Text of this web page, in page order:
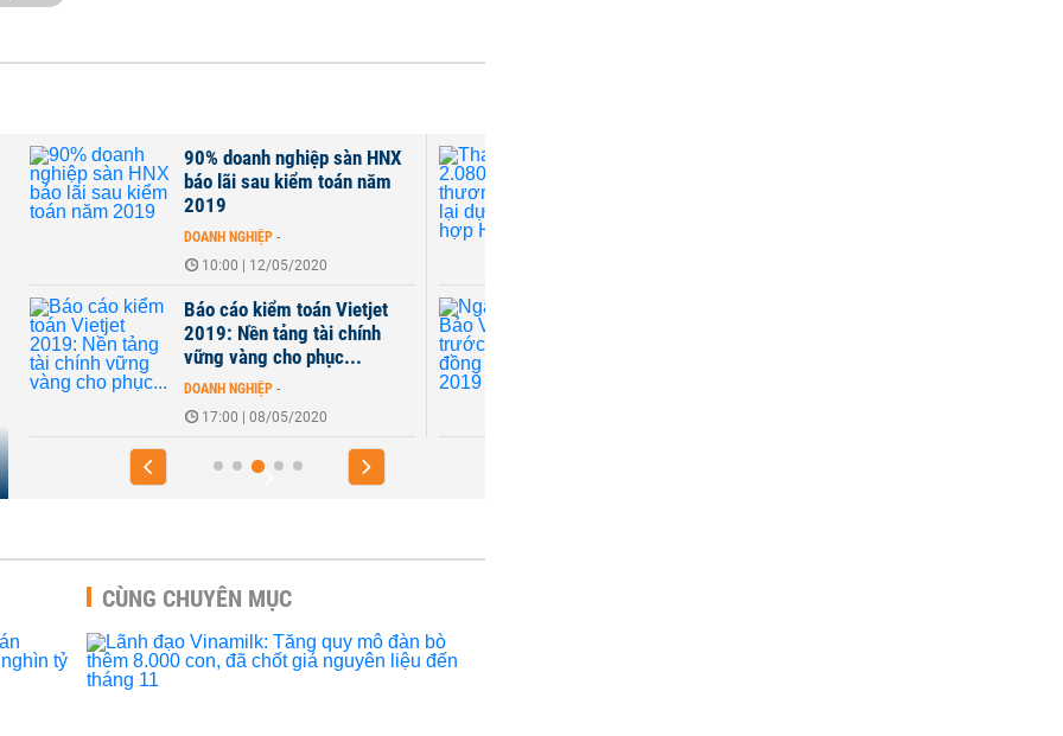
90% doanh nghiệp sàn HNX
báo lãi sau kiểm toán năm
2019
DOANH NGHIỆP -
10:00 | 12/05/2020
Báo cáo kiểm toán Vietjet
2019: Nền tảng tài chính
vững vàng cho phục...
DOANH NGHIỆP -
17:00 | 08/05/2020
CÙNG CHUYÊN MỤC